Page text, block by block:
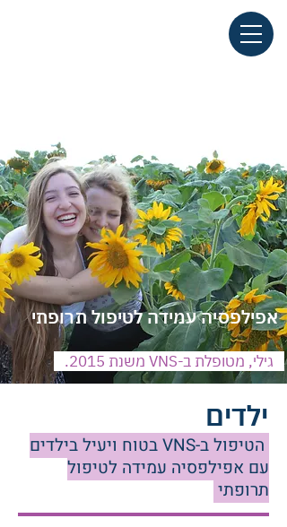
אפילפסיה עמידה לטיפול תרופתי
גילי, מטופלת ב-VNS משנת 2015.
הטיפול ב-VNS בטוח ויעיל בילדים
עם אפילפסיה עמידה לטיפול
תרופתי
ילדים